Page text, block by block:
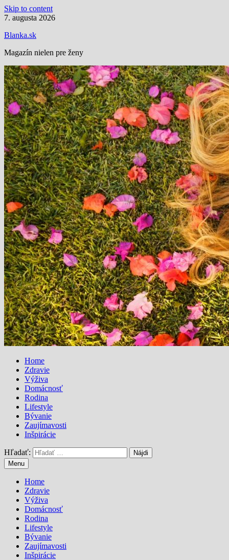
Skip to content
7. augusta 2026
Blanka.sk
Magazín nielen pre ženy
Home
Zdravie
Výživa
Domácnosť
Rodina
Lifestyle
Bývanie
Zaujímavosti
Inšpirácie
Hľadať:
Menu
Home
Zdravie
Výživa
Domácnosť
Rodina
Lifestyle
Bývanie
Zaujímavosti
Inšpirácie